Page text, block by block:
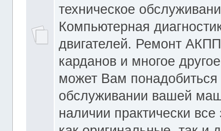
техническое
Компьютерная
двигателей. Ремонт
карданов и многое
может Вам понадобиться
обслуживании вашей
наличии практически все